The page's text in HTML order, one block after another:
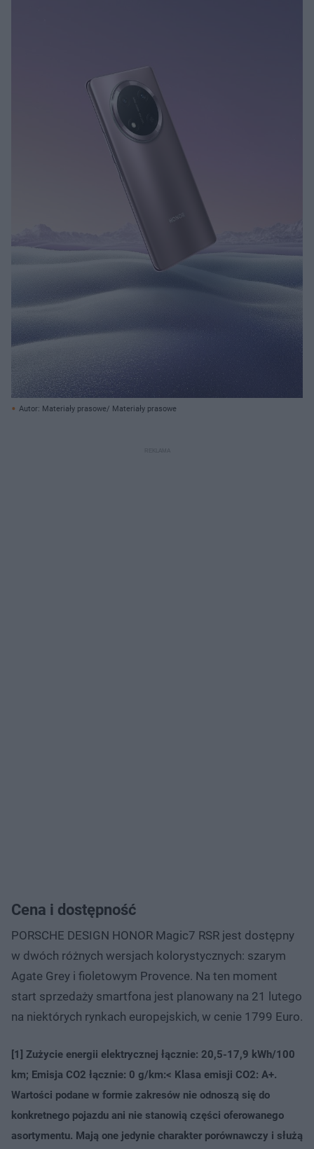
Autor: Materiały prasowe/ Materiały prasowe
Cena i dostępność
PORSCHE DESIGN HONOR Magic7 RSR jest dostępny
w dwóch różnych wersjach kolorystycznych: szarym
Agate Grey i fioletowym Provence. Na ten moment
start sprzedaży smartfona jest planowany na 21 lutego
na niektórych rynkach europejskich, w cenie 1799 Euro.
[1] Zużycie energii elektrycznej łącznie: 20,5-17,9 kWh/100
km; Emisja CO2 łącznie: 0 g/km:< Klasa emisji CO2: A+.
Wartości podane w formie zakresów nie odnoszą się do
konkretnego pojazdu ani nie stanowią części oferowanego
asortymentu. Mają one jedynie charakter porównawczy i służą